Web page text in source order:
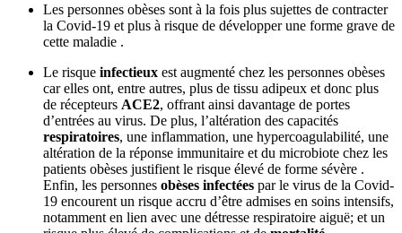
Les personnes obèses sont à la fois plus sujettes de contracter
la Covid-19 et plus à risque de développer une forme grave de
cette maladie .
Le risque infectieux est augmenté chez les personnes obèses
car elles ont, entre autres, plus de tissu adipeux et donc plus
de récepteurs ACE2, offrant ainsi davantage de portes
d’entrées au virus. De plus, l’altération des capacités
respiratoires, une inflammation, une hypercoagulabilité, une
altération de la réponse immunitaire et du microbiote chez les
patients obèses justifient le risque élevé de forme sévère .
Enfin, les personnes obèses infectées par le virus de la Covid-
19 encourent un risque accru d’être admises en soins intensifs,
notamment en lien avec une détresse respiratoire aiguë; et un